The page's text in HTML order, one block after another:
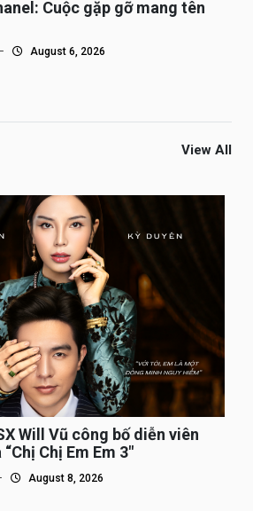
Cuộc gặp gỡ mang tên
August 6, 2026
View All
Will Vũ công bố diễn viên
Chị Em Em 3″
August 8, 2026